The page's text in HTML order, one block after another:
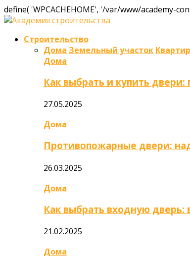
define( 'WPCACHEHOME', '/var/www/academy-
Строительство
Дома Земельный участок
Дома
Как выбрать и купить
27.05.2025
Дома
Противопожарные двери:
26.03.2025
Дома
Как выбрать входную
21.02.2025
Дома